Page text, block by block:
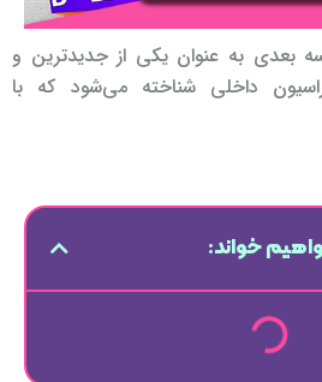
بعدی به عنوان یکی از جدیدترین و
داخلی شناخته می‌شود که با
خواند: